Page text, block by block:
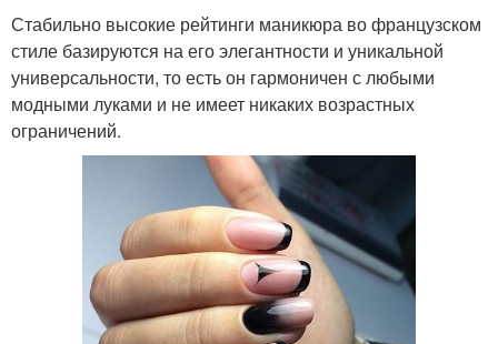
Стабильно высокие рейтинги маникюра во французском
стиле базируются на его элегантности и уникальной
универсальности, то есть он гармоничен с любыми
модными луками и не имеет никаких возрастных
ограничений.